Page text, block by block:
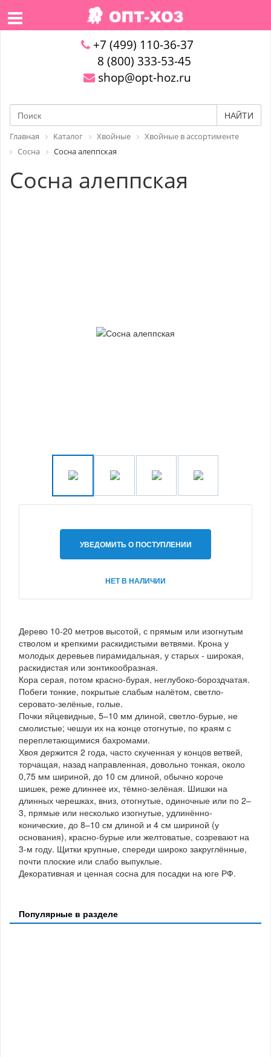
+7 (499) 110-36-37
8 (800) 333-53-45
shop@opt-hoz.ru
НАЙТИ
Главная Каталог Хвойные
Хвойные в ассортименте
Сосна
Сосна алеппская
Сосна алеппская
УВЕДОМИТЬ О ПОСТУПЛЕНИИ
НЕТ В НАЛИЧИИ
Дерево 10-20 метров высотой, с прямым или изогнутым
стволом и крепкими раскидистыми ветвями. Крона у
молодых деревьев пирамидальная, у старых - широкая,
раскидистая или зонтикообразная.
Кора серая, потом красно-бурая, неглубоко-бороздчатая.
Побеги тонкие, покрытые слабым налётом, светло-
серовато-зелёные, голые.
Почки яйцевидные, 5–10 мм длиной, светло-бурые, не
смолистые; чешуи их на конце отогнутые, по краям с
переплетающимися бахромами.
Хвоя держится 2 года, часто скученная у концов ветвей,
торчащая, назад направленная, довольно тонкая, около
0,75 мм шириной, до 10 см длиной, обычно короче
шишек, реже длиннее их, тёмно-зелёная. Шишки на
длинных черешках, вниз, отогнутые, одиночные или по 2–
3, прямые или несколько изогнутые, удлинённо-
конические, до 8–10 см длиной и 4 см шириной (у
основания), красно-бурые или желтоватые, созревают на
3-м году. Щитки крупные, спереди широко закруглённые,
почти плоские или слабо выпуклые.
Декоративная и ценная сосна для посадки на юге РФ.
Популярные в разделе